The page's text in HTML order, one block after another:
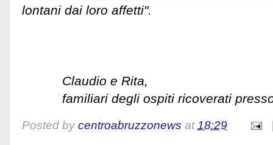
lontani dai loro affetti".
Claudio e Rita,
familiari degli ospiti ricoverati presso
Posted by centroabruzzonews at18:29